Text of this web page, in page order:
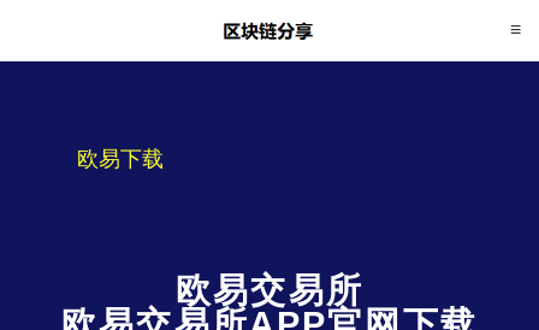
欧易下载
欧易交易所